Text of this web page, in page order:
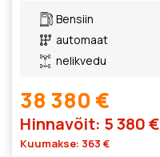
Bensiin
automaat
nelikvedu
38 380 €
Hinnavõit: 5 380 €
Kuumakse: 363 €